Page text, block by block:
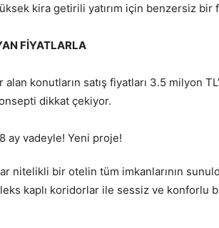
kira getirili yatırım için benzersiz bir
FİYATLARLA
konutların satış fiyatları 3.5 milyon
dikkat çekiyor.
nitelikli bir otelin tüm imkanlarının
kaplı koridorlar ile sessiz ve konforlu